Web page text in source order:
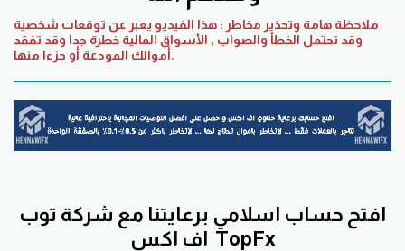
ملاحظة هامة وتحذير مخاطر : هذا الفيديو يعبر عن توقعات شخصية
وقد تحتمل الخطأ والصواب , الأسواق المالية خطرة جدا وقد تفقد
أموالك المودعة أو جزءا منها.
افتح حساب اسلامي برعايتنا مع شركة توب
اف اكس TopFx